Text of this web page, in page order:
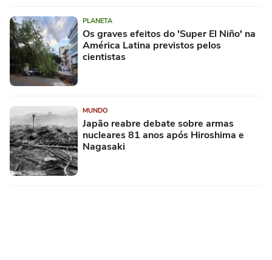
PLANETA
Os graves efeitos do 'Super El Niño' na
América Latina previstos pelos
cientistas
MUNDO
Japão reabre debate sobre armas
nucleares 81 anos após Hiroshima e
Nagasaki